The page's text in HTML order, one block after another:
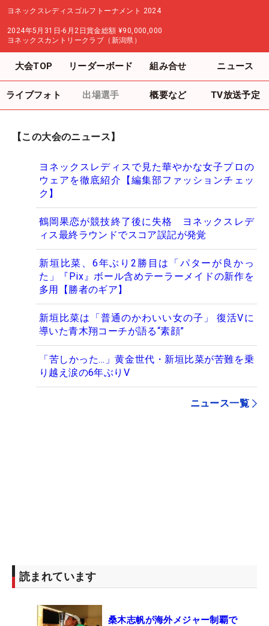
ヨネックスレディスゴルフトーナメント 2024
2024年5月31日-6月2日賞金総額 ¥90,000,000
ヨネックスカントリークラブ（新潟県）
大会TOP リーダーボード 組み合せ ニュース
ライブフォト 出場選手 概要など TV放送予定
【この大会のニュース】
ヨネックスレディスで見た華やかな女子プロの
ウェアを徹底紹介【編集部ファッションチェッ
ク】
鶴岡果恋が競技終了後に失格 ヨネックスレデ
ィス最終ラウンドでスコア誤記が発覚
新垣比菜、6年ぶり2勝目は「パターが良かっ
た」『Pix』ボール含めテーラーメイドの新作を
多用【勝者のギア】
新垣比菜は「普通のかわいい女の子」 復活Vに
導いた青木翔コーチが語る“素顔”
「苦しかった…」黄金世代・新垣比菜が苦難を乗
り越え涙の6年ぶりV
ニュース一覧
読まれています
桑木志帆が海外メジャー制覇で